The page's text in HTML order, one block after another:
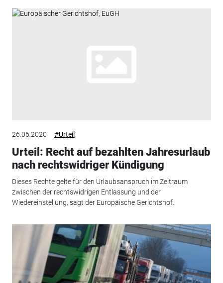
26.06.2020 #Urteil
Urteil: Recht auf bezahlten Jahresurlaub
nach rechtswidriger Kündigung
Dieses Rechte gelte für den Urlaubsanspruch im Zeitraum
zwischen der rechtswidrigen Entlassung und der
Wiedereinstellung, sagt der Europäische Gerichtshof.